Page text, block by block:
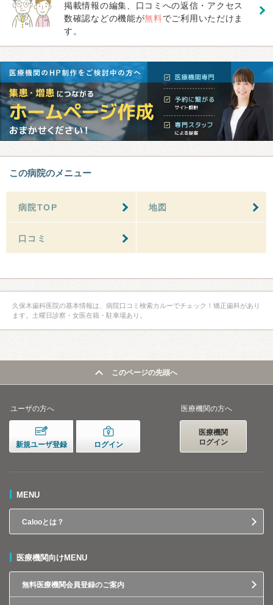
掲載情報の編集、口コミへの返信・アクセス
数確認などの機能が無料でご利用いただけま
す。
この病院のメニュー
病院TOP 地図
口コミ
久保木歯科医院の基本情報は、病院口コミ検索カルーでチェック！矯正歯科があり
ます。土曜日診察・女医在籍・駐車場あり。
このページの先頭へ
ユーザの方へ
新規ユーザ登録 ログイン
医療機関の方へ
医療機関
ログイン
MENU
Calooとは？
医療機関向けMENU
無料医療機関会員登録のご案内